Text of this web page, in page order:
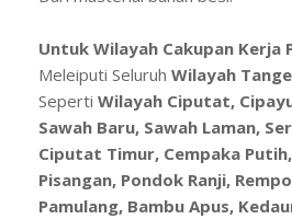
Untuk Wilayah Cakupan Kerja
Meleiputi Seluruh Wilayah
Seperti Wilayah Ciputat,
Sawah Baru, Sawah Laman,
Ciputat Timur, Cempaka
Pisangan, Pondok Ranji,
Pamulang, Bambu Apus,